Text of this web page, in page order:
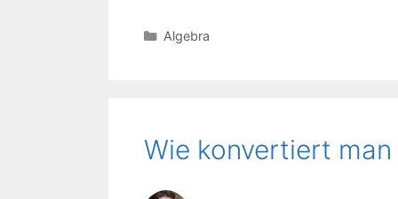
Kategorien
Algebra
Wie konvertiert